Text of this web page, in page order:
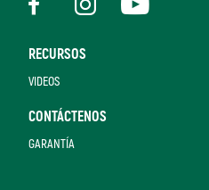
RECURSOS
VIDEOS
CONTÁCTENOS
GARANTÍA